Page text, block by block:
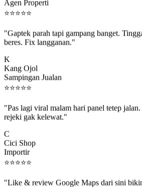
⭐⭐⭐⭐⭐
beres. Fix langganan."
Kang Ojol
Sampingan Jualan
⭐⭐⭐⭐⭐
rejeki gak kelewat."
Cici Shop
Importir
⭐⭐⭐⭐⭐
Mantap Socio.id!"